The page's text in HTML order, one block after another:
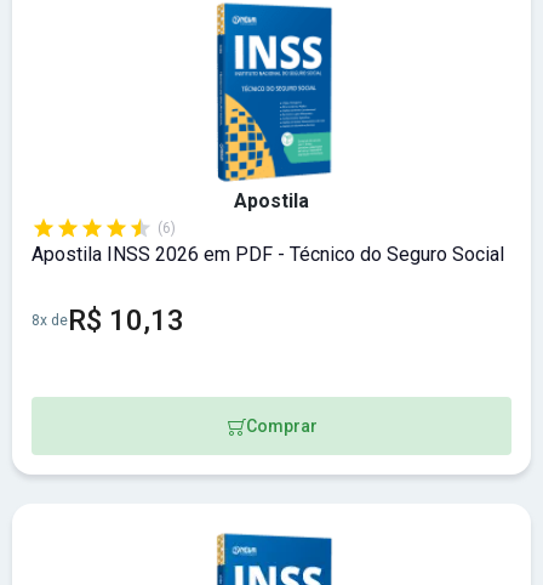
Apostila
(6)
Apostila INSS 2026 em PDF - Técnico do Seguro Social
8x deR$ 10,13
Comprar